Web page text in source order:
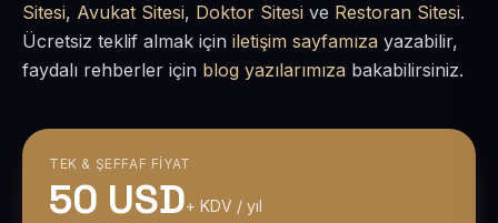
Sitesi, Avukat Sitesi, Doktor Sitesi ve Restoran Sitesi.
Ücretsiz teklif almak için iletişim sayfamıza yazabilir,
faydalı rehberler için blog yazılarımıza bakabilirsiniz.
TEK & ŞEFFAF FIYAT
50 USD+ KDV / yıl